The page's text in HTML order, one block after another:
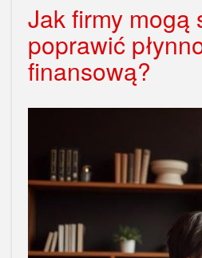
Jak firmy mogą
poprawić
finansową?